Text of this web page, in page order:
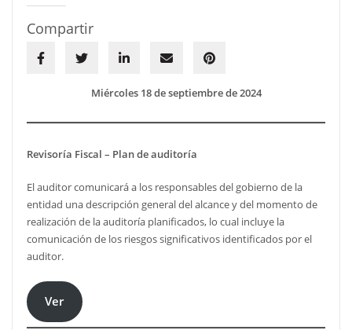
Compartir
Miércoles 18 de septiembre de 2024
Revisoría Fiscal – Plan de auditoría
El auditor comunicará a los responsables del gobierno de la
entidad una descripción general del alcance y del momento de
realización de la auditoría planificados, lo cual incluye la
comunicación de los riesgos significativos identificados por el
auditor.
Ver